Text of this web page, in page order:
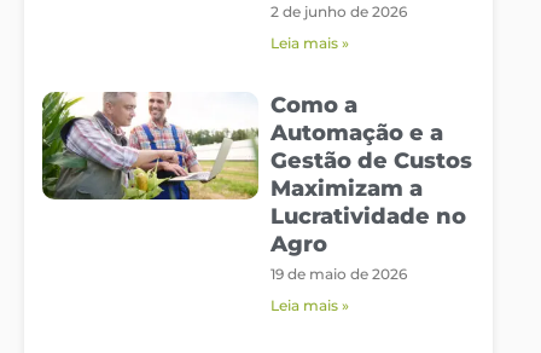
2 de junho de 2026
Leia mais »
Como a
Automação e a
Gestão de Custos
Maximizam a
Lucratividade no
Agro
19 de maio de 2026
Leia mais »